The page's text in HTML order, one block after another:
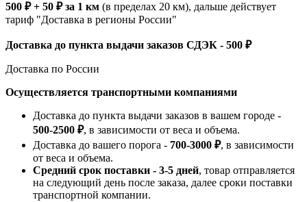
500 ₽ + 50 ₽ за 1 км (в пределах 20 км), дальше действует
тариф "Доставка в регионы России"
Доставка до пункта выдачи заказов СДЭК - 500 ₽
Доставка по России
Осуществляется транспортными компаниями
Доставка до пункта выдачи заказов в вашем городе -
500-2500 ₽, в зависимости от веса и объема.
Доставка до вашего порога - 700-3000 ₽, в зависимости
от веса и объема.
Средний срок поставки - 3-5 дней, товар отправляется
на следующий день после заказа, далее сроки поставки
транспортной компании.